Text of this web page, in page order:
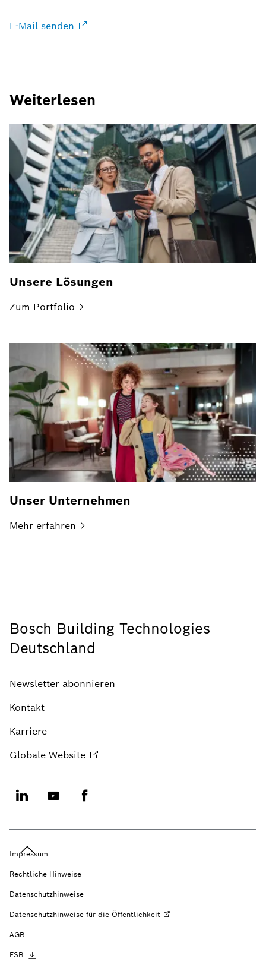
E-Mail senden
Weiterlesen
Unsere Lösungen
Zum Portfolio
Unser Unternehmen
Mehr erfahren
Bosch Building Technologies
Deutschland
Newsletter abonnieren
Kontakt
Karriere
Globale Website
Impressum
Rechtliche Hinweise
Datenschutzhinweise
Datenschutzhinweise für die Öffentlichkeit
AGB
FSB